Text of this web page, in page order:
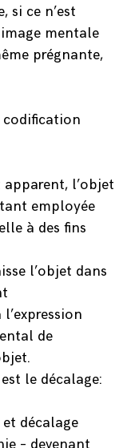
si ce n’est
image mentale
prégnante,
codification
l’objet
employée
à des fins
l’objet dans
de
le décalage:
décalage
– devenant